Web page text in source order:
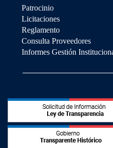
Patrocinio
Licitaciones
Reglamento
Consulta Proveedores
Informes Gestión